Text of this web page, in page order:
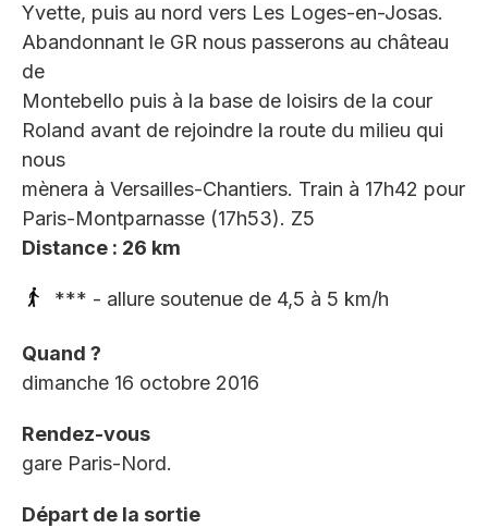
Yvette, puis au nord vers Les Loges-en-Josas.
Abandonnant le GR nous passerons au château
de
Montebello puis à la base de loisirs de la cour
Roland avant de rejoindre la route du milieu qui
nous
mènera à Versailles-Chantiers. Train à 17h42 pour
Paris-Montparnasse (17h53). Z5
Distance : 26 km
*** - allure soutenue de 4,5 à 5 km/h
Quand ?
dimanche 16 octobre 2016
Rendez-vous
gare Paris-Nord.
Départ de la sortie